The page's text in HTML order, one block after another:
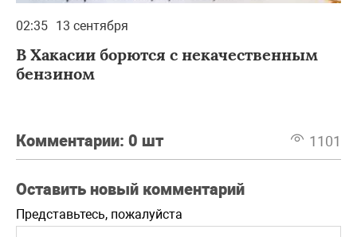
02:35 13 сентября
В Хакасии борются с некачественным
бензином
Комментарии: 0 шт 1101
Оставить новый комментарий
Представьтесь, пожалуйста